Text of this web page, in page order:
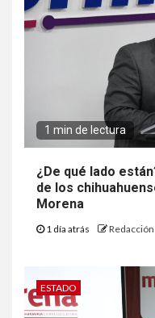
1 min de lectura
¿De qué lado
de los
Morena
1 día atrás Redacción
ESTADO